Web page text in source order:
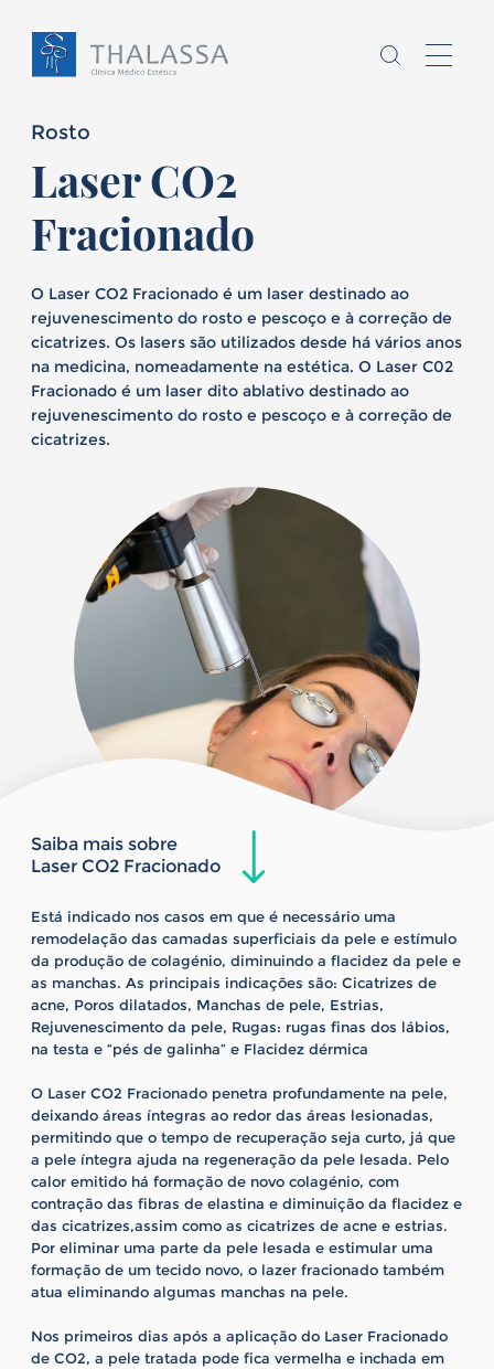
Chamo-me
, sou
Homem Mulher
E tenho
Rosto
Laser CO2
Fracionado
O Laser CO2 Fracionado é um laser destinado ao
rejuvenescimento do rosto e pescoço e à correção de
cicatrizes. Os lasers são utilizados desde há vários anos
na medicina, nomeadamente na estética. O Laser C02
Fracionado é um laser dito ablativo destinado ao
rejuvenescimento do rosto e pescoço e à correção de
cicatrizes.
Saiba mais sobre
Laser CO2 Fracionado
Está indicado nos casos em que é necessário uma
remodelação das camadas superficiais da pele e estímulo
da produção de colagénio, diminuindo a flacidez da pele e
as manchas. As principais indicações são: Cicatrizes de
acne, Poros dilatados, Manchas de pele, Estrias,
Rejuvenescimento da pele, Rugas: rugas finas dos lábios,
na testa e “pés de galinha” e Flacidez dérmica
O Laser CO2 Fracionado penetra profundamente na pele,
deixando áreas íntegras ao redor das áreas lesionadas,
permitindo que o tempo de recuperação seja curto, já que
a pele íntegra ajuda na regeneração da pele lesada. Pelo
calor emitido há formação de novo colagénio, com
contração das fibras de elastina e diminuição da flacidez e
das cicatrizes,assim como as cicatrizes de acne e estrias.
Por eliminar uma parte da pele lesada e estimular uma
formação de um tecido novo, o lazer fracionado também
atua eliminando algumas manchas na pele.
Nos primeiros dias após a aplicação do Laser Fracionado
de CO2, a pele tratada pode fica vermelha e inchada em